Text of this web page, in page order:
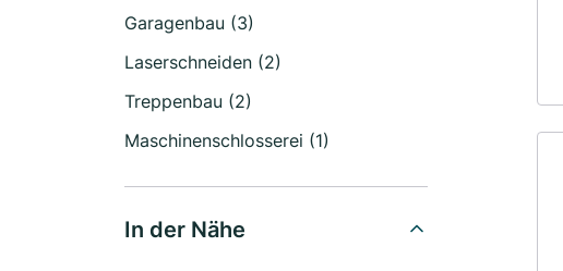
Garagenbau (3)
Laserschneiden (2)
Treppenbau (2)
Maschinenschlosserei (1)
In der Nähe